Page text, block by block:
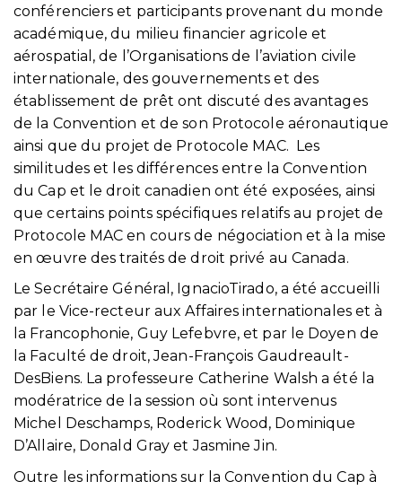
conférenciers et participants provenant du monde
académique, du milieu financier agricole et
aérospatial, de l’Organisations de l’aviation civile
internationale, des gouvernements et des
établissement de prêt ont discuté des avantages
de la Convention et de son Protocole aéronautique
ainsi que du projet de Protocole MAC. Les
similitudes et les différences entre la Convention
du Cap et le droit canadien ont été exposées, ainsi
que certains points spécifiques relatifs au projet de
Protocole MAC en cours de négociation et à la mise
en œuvre des traités de droit privé au Canada.
Le Secrétaire Général, IgnacioTirado, a été accueilli
par le Vice-recteur aux Affaires internationales et à
la Francophonie, Guy Lefebvre, et par le Doyen de
la Faculté de droit, Jean-François Gaudreault-
DesBiens. La professeure Catherine Walsh a été la
modératrice de la session où sont intervenus
Michel Deschamps, Roderick Wood, Dominique
D’Allaire, Donald Gray et Jasmine Jin.
Outre les informations sur la Convention du Cap à